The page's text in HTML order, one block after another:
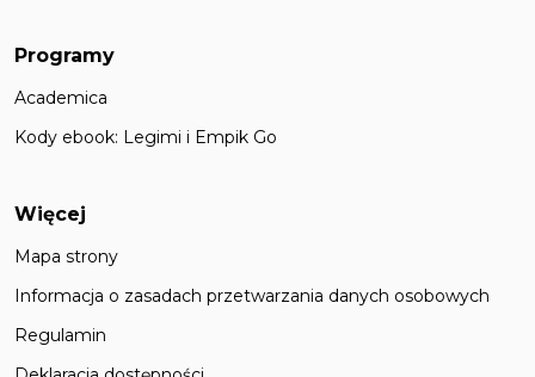
Programy
Academica
Kody ebook: Legimi i Empik Go
Więcej
Mapa strony
Informacja o zasadach przetwarzania danych osobowych
Regulamin